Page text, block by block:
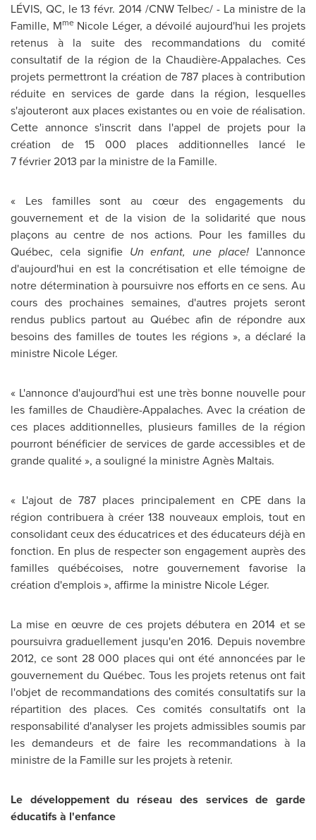
LÉVIS, QC, le 13 févr. 2014 /CNW Telbec/ - La ministre de la
Famille, Mme Nicole Léger, a dévoilé aujourd'hui les projets
retenus à la suite des recommandations du comité
consultatif de la région de la Chaudière-Appalaches. Ces
projets permettront la création de 787 places à contribution
réduite en services de garde dans la région, lesquelles
s'ajouteront aux places existantes ou en voie de réalisation.
Cette annonce s'inscrit dans l'appel de projets pour la
création de 15 000 places additionnelles lancé le
7 février 2013 par la ministre de la Famille.
« Les familles sont au cœur des engagements du
gouvernement et de la vision de la solidarité que nous
plaçons au centre de nos actions. Pour les familles du
Québec, cela signifie Un enfant, une place! L'annonce
d'aujourd'hui en est la concrétisation et elle témoigne de
notre détermination à poursuivre nos efforts en ce sens. Au
cours des prochaines semaines, d'autres projets seront
rendus publics partout au Québec afin de répondre aux
besoins des familles de toutes les régions », a déclaré la
ministre Nicole Léger.
« L'annonce d'aujourd'hui est une très bonne nouvelle pour
les familles de Chaudière-Appalaches.Avec lacréation de
ces places additionnelles, plusieurs familles de la région
pourront bénéficier de services de garde accessibles et de
grande qualité », a souligné la ministre Agnès Maltais.
« L'ajout de 787 places principalement en CPE dans la
région contribuera à créer 138 nouveaux emplois, tout en
consolidant ceux des éducatrices et des éducateurs déjà en
fonction. En plus de respecter son engagement auprès des
familles québécoises, notre gouvernement favorise la
création d'emplois », affirme la ministre Nicole Léger.
La mise en œuvre de ces projets débutera en2014 etse
poursuivra graduellement jusqu'en 2016. Depuis novembre
2012, ce sont 28 000 places qui ont été annoncées par le
gouvernement du Québec. Tous les projets retenus ont fait
l'objet de recommandations des comités consultatifs sur la
répartition des places. Ces comités consultatifs ont la
responsabilité d'analyser les projets admissibles soumis par
les demandeurs et de faire les recommandations à la
ministre de la Famille sur les projets à retenir.
Le développement du réseau des services de garde
éducatifs à l'enfance